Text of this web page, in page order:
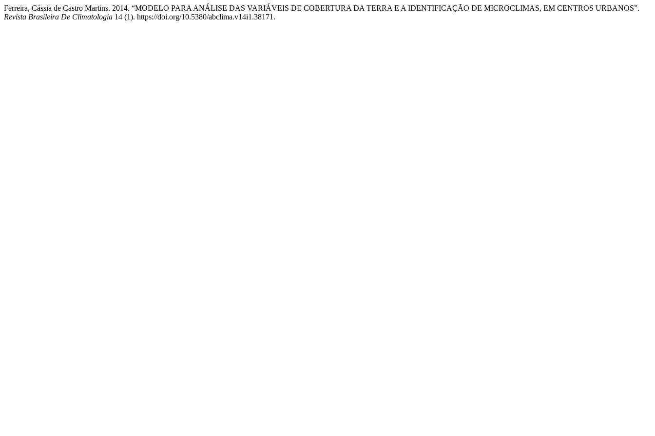
Ferreira, Cássia de Castro Martins. 2014. “MODELO PARA ANÁLISE DAS VARIÁVEIS DE COBERTURA DA TERRA E A IDENTIFICAÇÃO DE MICROCLIMAS, EM CENTROS URBANOS”.
Revista Brasileira De Climatologia 14 (1). https://doi.org/10.5380/abclima.v14i1.38171.